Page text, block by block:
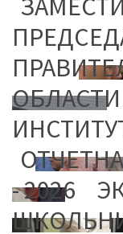
- 2026